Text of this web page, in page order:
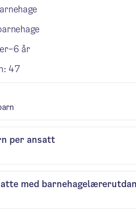
år
47
per ansatt
med